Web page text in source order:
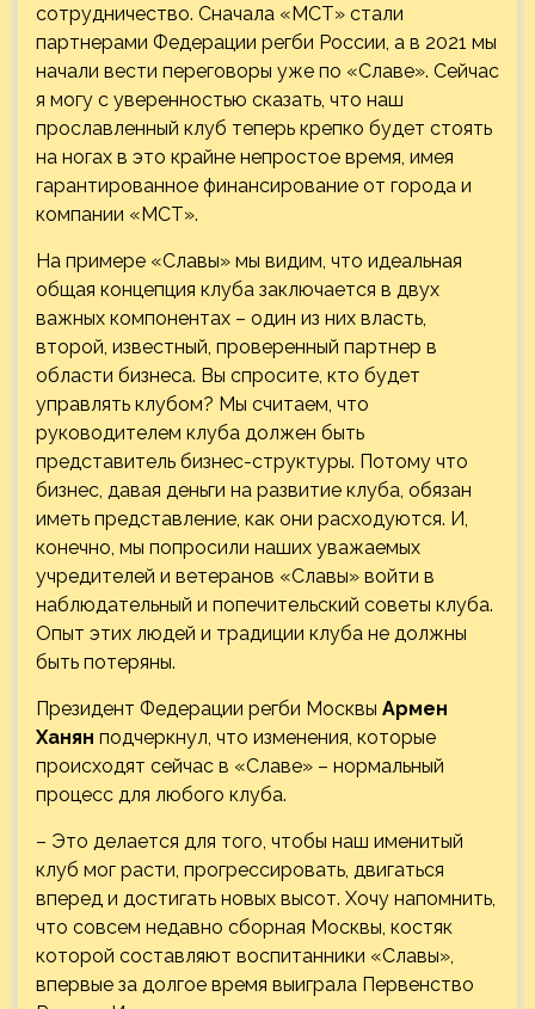
сотрудничество. Сначала «МСТ» стали
партнерами Федерации регби России, а в 2021 мы
начали вести переговоры уже по «Славе». Сейчас
я могу с уверенностью сказать, что наш
прославленный клуб теперь крепко будет стоять
на ногах в это крайне непростое время, имея
гарантированное финансирование от города и
компании «МСТ».
На примере «Славы» мы видим, что идеальная
общая концепция клуба заключается в двух
важных компонентах – один из них власть,
второй, известный, проверенный партнер в
области бизнеса. Вы спросите, кто будет
управлять клубом? Мы считаем, что
руководителем клуба должен быть
представитель бизнес-структуры. Потому что
бизнес, давая деньги на развитие клуба, обязан
иметь представление, как они расходуются. И,
конечно, мы попросили наших уважаемых
учредителей и ветеранов «Славы» войти в
наблюдательный и попечительский советы клуба.
Опыт этих людей и традиции клуба не должны
быть потеряны.
Президент Федерации регби Москвы Армен
Ханян подчеркнул, что изменения, которые
происходят сейчас в «Славе» – нормальный
процесс для любого клуба.
– Это делается для того, чтобы наш именитый
клуб мог расти, прогрессировать, двигаться
вперед и достигать новых высот. Хочу напомнить,
что совсем недавно сборная Москвы, костяк
которой составляют воспитанники «Славы»,
впервые за долгое время выиграла Первенство